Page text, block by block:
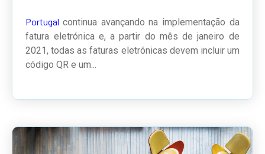
Portugalcontinua avançando na implementação da
fatura eletrónica e, a partir do mês de janeiro de
2021, todas as faturas eletrónicas devem incluir um
código QR e um...